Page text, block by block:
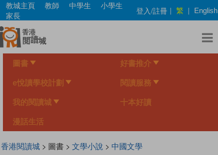
Skip
main
content
教城主頁 教師 中學生
小學生
家長
登入/註冊 | 繁 | English
圖書 好書推介
e悅讀學校計劃 閱讀服務
我的閱讀城 十本好讀
漫話生活
香港閱讀城> 圖書 > 文學小說 > 中國文學